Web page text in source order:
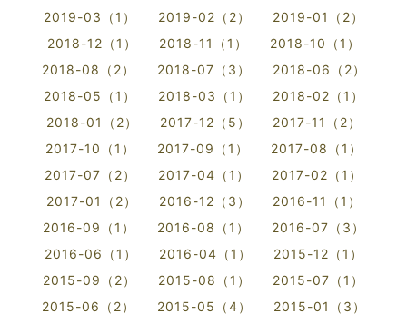
2019-03（1）
2019-02（2）
2019-01（2）
2018-12（1）
2018-11（1）
2018-10（1）
2018-08（2）
2018-07（3）
2018-06（2）
2018-05（1）
2018-03（1）
2018-02（1）
2018-01（2）
2017-12（5）
2017-11（2）
2017-10（1）
2017-09（1）
2017-08（1）
2017-07（2）
2017-04（1）
2017-02（1）
2017-01（2）
2016-12（3）
2016-11（1）
2016-09（1）
2016-08（1）
2016-07（3）
2016-06（1）
2016-04（1）
2015-12（1）
2015-09（2）
2015-08（1）
2015-07（1）
2015-06（2）
2015-05（4）
2015-01（3）